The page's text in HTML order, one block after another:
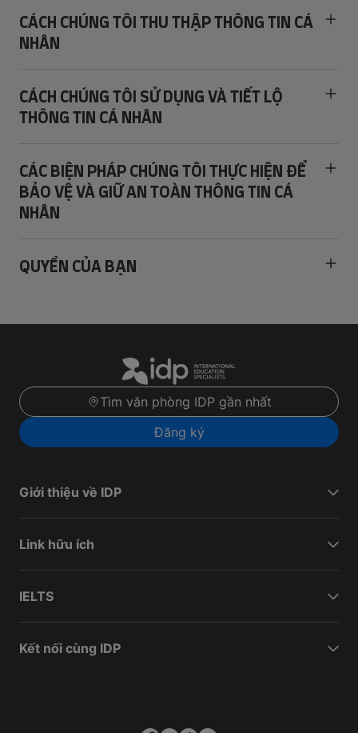
CÁCH CHÚNG TÔI THU THẬP THÔNG TIN CÁ
NHÂN
CÁCH CHÚNG TÔI SỬ DỤNG VÀ TIẾT LỘ
THÔNG TIN CÁ NHÂN
CÁC BIỆN PHÁP CHÚNG TÔI THỰC HIỆN ĐỂ
BẢO VỆ VÀ GIỮ AN TOÀN THÔNG TIN CÁ
NHÂN
QUYỀN CỦA BẠN
Tìm văn phòng IDP gần nhất
Đăng ký
Giới thiệu về IDP
Link hữu ích
IELTS
Kết nối cùng IDP